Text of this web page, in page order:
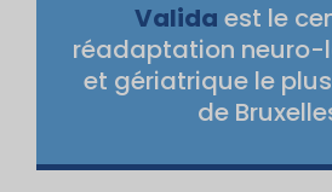
Valida est le
réadaptation
et gériatrique le
de